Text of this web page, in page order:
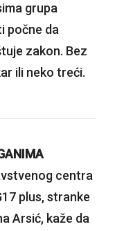
grupa
počne da
zakon. Bez
ili neko treći.
centra
plus, stranke
Arsić, kaže da